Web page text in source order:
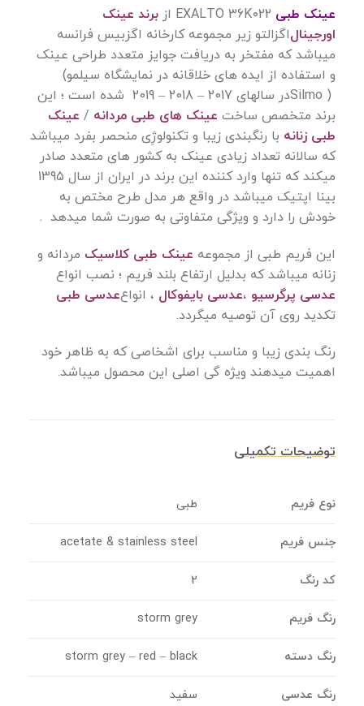
عینک طبی
از برند عینک
اورجینالاگزالتو زیر مجموعه کارخانه اگزبیس فرانسه
میباشد که مفتخر به دریافت جوایز متعدد طراحی عینک
و استفاده از ایده های خلاقانه در نمایشگاه سیلمو(
Silmo )
در سالهای 2017 – 2018 – 2019 شده است ؛ این
برند متخصص ساخت عینک های طبی مردانه / عینک
طبی زنانه با رنگبندی زیبا و تکنولوژِی منحصر بفرد میباشد
که سالانه تعداد زیادی عینک به کشور های متعدد صادر
میکند که تنها وارد کننده این برند در ایران از سال 1395
بینا اپتیک میباشد در واقع هر مدل طرح مختص به
خودش را دارد و ویژگی متفاوتی به صورت شما میدهد .
این فریم طبی از مجموعه عینک طبی کلاسیک مردانه و
زنانه میباشد که بدلیل ارتفاع بلند فریم ؛ نصب انواع
عدسی پرگرسیو ،عدسی بایفوکال ، انواععدسی طبی
تکدید روی آن توصیه میگردد.
رنگ بندی زیبا و مناسب برای اشخاصی که به ظاهر خود
اهمیت میدهند ویژه گی اصلی این محصول میباشد.
توضیحات تکمیلی
نوع فریم طبی
جنس فریم acetate & stainless steel
کد رنگ 2
رنگ فریم storm grey
رنگ دسته storm grey – red – black
رنگ عدسی سفید